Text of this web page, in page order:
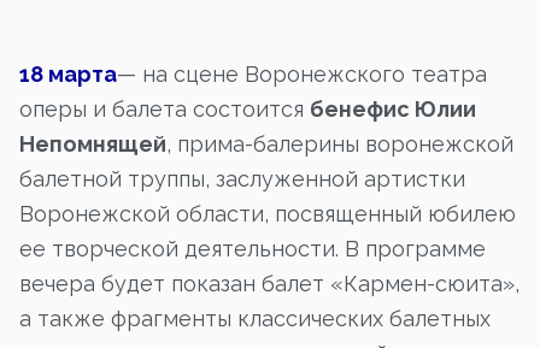
18 марта— на сцене Воронежского театра
оперы и балета состоится бенефис Юлии
Непомнящей, прима-балерины воронежской
балетной труппы, заслуженной артистки
Воронежской области, посвященный юбилею
ее творческой деятельности. В программе
вечера будет показан балет «Кармен-сюита»,
а также фрагменты классических балетных